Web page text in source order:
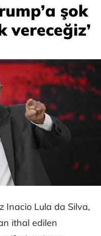
şok
vereceğiz’
Inacio Lula da Silva,
ithal edilen